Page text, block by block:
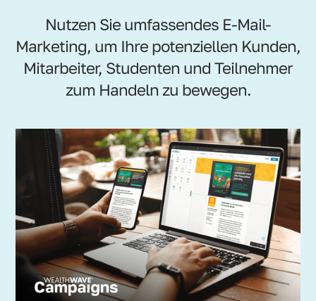
Nutzen Sie umfassendes E-Mail-
Marketing, um Ihre potenziellen Kunden,
Mitarbeiter, Studenten und Teilnehmer
zum Handeln zu bewegen.